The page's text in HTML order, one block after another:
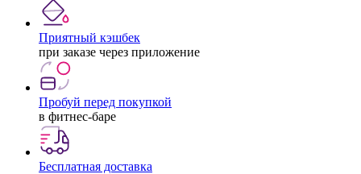
Приятный кэшбек
при заказе через приложение
Пробуй перед покупкой
в фитнес-баре
Бесплатная доставка